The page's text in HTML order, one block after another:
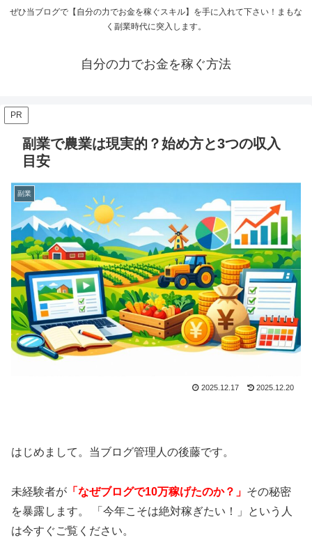
ぜひ当ブログで【自分の力でお金を稼ぐスキル】を手に入れて下さい！まもな
く副業時代に突入します。
自分の力でお金を稼ぐ方法
PR
副業で農業は現実的？始め方と3つの収入
目安
副業
2025.12.17 2025.12.20
はじめまして。当ブログ管理人の後藤です。
未経験者が 「なぜブログで10万稼げたのか？」 その秘密
を暴露します。 「今年こそは絶対稼ぎたい！」という人
は今すぐご覧ください。